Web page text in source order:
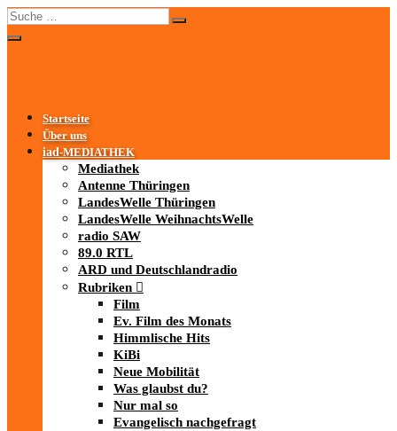
Startseite
Über uns
iad-MEDIATHEK
Mediathek
Antenne Thüringen
LandesWelle Thüringen
LandesWelle WeihnachtsWelle
radio SAW
89.0 RTL
ARD und Deutschlandradio
Rubriken
Film
Ev. Film des Monats
Himmlische Hits
KiBi
Neue Mobilität
Was glaubst du?
Nur mal so
Evangelisch nachgefragt